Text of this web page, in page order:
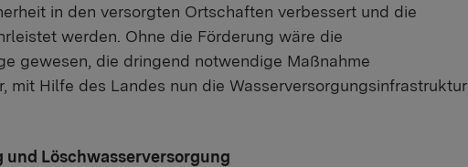
in den versorgten Ortschaften verbessert und die
werden. Ohne die Förderung wäre die
gewesen, die dringend notwendige Maßnahme
mit Hilfe des Landes nun die Wasserversorgungsinfrastruktur
Löschwasserversorgung